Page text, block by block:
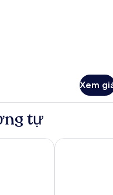
Xem
tự
Gare de LyonHoliday Inn